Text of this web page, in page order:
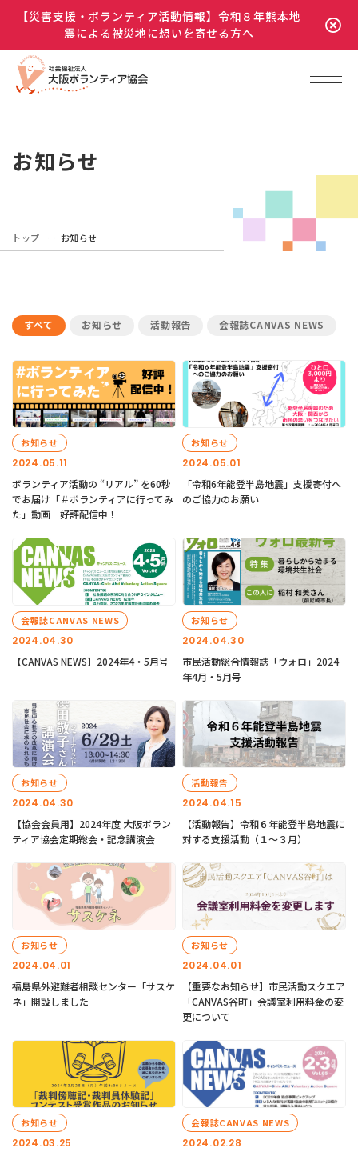
【災害支援・ボランティア活動情報】令和８年熊本地
震による被災地に想いを寄せる方へ
お知らせ
トップ お知らせ
すべて お知らせ 活動報告 会報誌CANVAS NEWS
2024.05.11
お知らせ
ボランティア活動の “リアル” を60秒
でお届け「＃ボランティアに行ってみ
た」動画 好評配信中！
2024.05.01
お知らせ
「令和6年能登半島地震」支援寄付へ
のご協力のお願い
2024.04.30
会報誌CANVAS NEWS
【CANVAS NEWS】2024年4・5月号
2024.04.30
お知らせ
市民活動総合情報誌「ウォロ」2024
年4月・5月号
2024.04.30
お知らせ
【協会会員用】2024年度 大阪ボラン
ティア協会定期総会・記念講演会
2024.04.15
活動報告
【活動報告】令和６年能登半島地震に
対する支援活動（１〜３月）
2024.04.01
お知らせ
福島県外避難者相談センター「サスケ
ネ」開設しました
2024.04.01
お知らせ
【重要なお知らせ】市民活動スクエア
「CANVAS谷町」会議室利用料金の変
更について
2024.03.25
お知らせ
2024.02.28
会報誌CANVAS NEWS